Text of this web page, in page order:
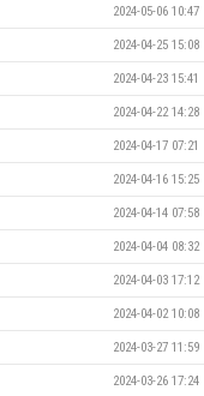
2024-05-06 10:47
2024-04-25 15:08
2024-04-23 15:41
2024-04-22 14:28
2024-04-17 07:21
2024-04-16 15:25
2024-04-14 07:58
2024-04-04 08:32
2024-04-03 17:12
2024-04-02 10:08
2024-03-27 11:59
2024-03-26 17:24